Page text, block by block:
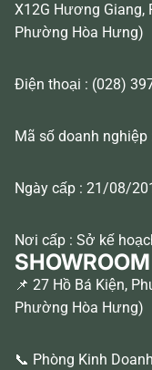
X12G Hương Giang,
Phường Hòa Hưng)
Điện thoại : (028)
Mã số doanh nghiệp
Ngày cấp : 21/08/
Nơi cấp : Sở kế
SHOWROOM
📌 27 Hồ Bá Kiện,
Phường Hòa Hưng)
📞 Phòng Kinh